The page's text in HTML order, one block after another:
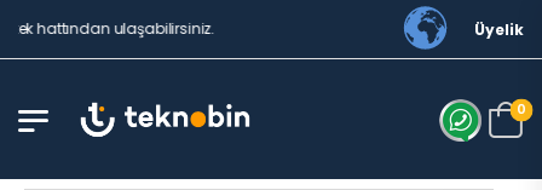
hattından ulaşabilirsiniz. Üyelik
0